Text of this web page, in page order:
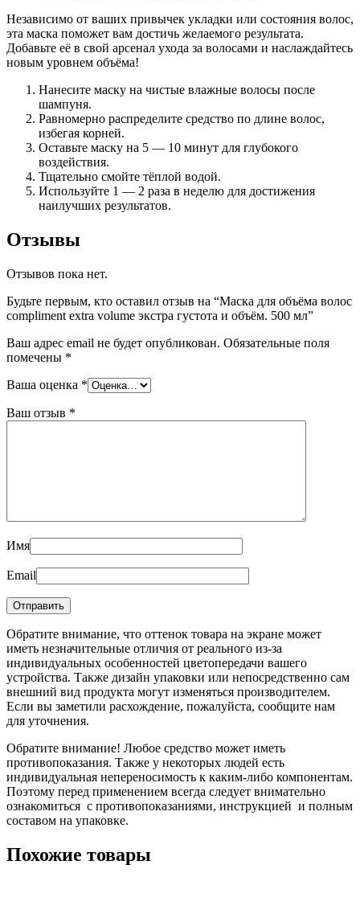
Независимо от ваших привычек укладки или состояния волос,
эта маска поможет вам достичь желаемого результата.
Добавьте её в свой арсенал ухода за волосами и наслаждайтесь
новым уровнем объёма!
Нанесите маску на чистые влажные волосы после
шампуня.
Равномерно распределите средство по длине волос,
избегая корней.
Оставьте маску на 5 — 10 минут для глубокого
воздействия.
Тщательно смойте тёплой водой.
Используйте 1 — 2 раза в неделю для достижения
наилучших результатов.
Отзывы
Отзывов пока нет.
Будьте первым, кто оставил отзыв на “Маска для объёма волос
compliment extra volume экстра густота и объём. 500 мл”
Ваш адрес email не будет опубликован. Обязательные поля
помечены *
Ваша оценка *
Ваш отзыв *
Имя
Email
Обратите внимание, что оттенок товара на экране может
иметь незначительные отличия от реального из-за
индивидуальных особенностей цветопередачи вашего
устройства. Также дизайн упаковки или непосредственно сам
внешний вид продукта могут изменяться производителем.
Если вы заметили расхождение, пожалуйста, сообщите нам
для уточнения.
Обратите внимание! Любое средство может иметь
противопоказания. Также у некоторых людей есть
индивидуальная непереносимость к каким-либо компонентам.
Поэтому перед применением всегда следует внимательно
ознакомиться с противопоказаниями, инструкцией и полным
составом на упаковке.
Похожие товары